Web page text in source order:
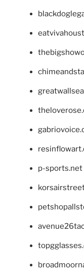
p-sports.net